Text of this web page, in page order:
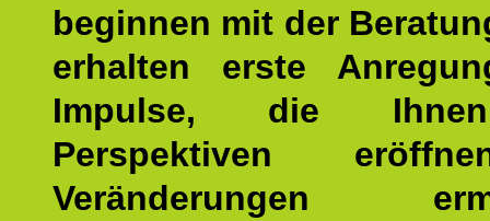
beginnen mit der
erhalten erste
Impulse, die
Perspektiven
Veränderungen